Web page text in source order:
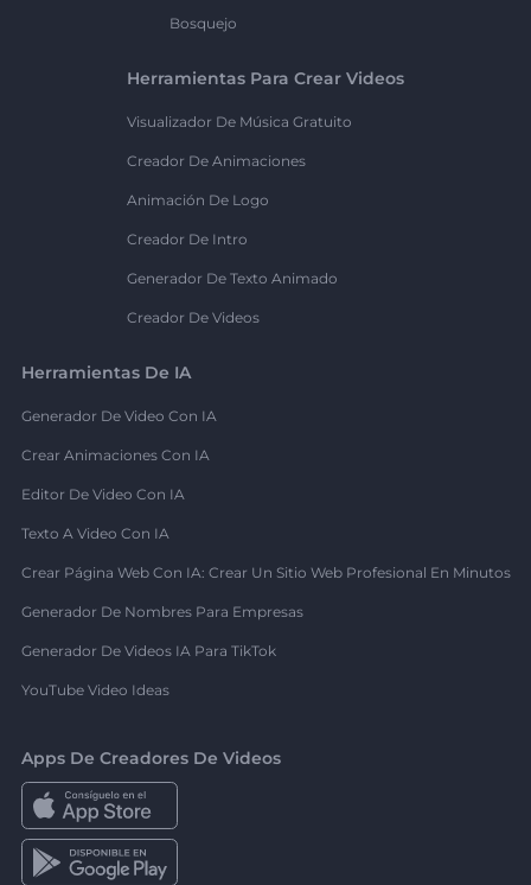
Bosquejo
Herramientas Para Crear Videos
Visualizador De Música Gratuito
Creador De Animaciones
Animación De Logo
Creador De Intro
Generador De Texto Animado
Creador De Videos
Herramientas De IA
Generador De Video Con IA
Crear Animaciones Con IA
Editor De Video Con IA
Texto A Video Con IA
Crear Página Web Con IA: Crear Un Sitio Web Profesional En Minutos
Generador De Nombres Para Empresas
Generador De Videos IA Para TikTok
YouTube Video Ideas
Apps De Creadores De Videos